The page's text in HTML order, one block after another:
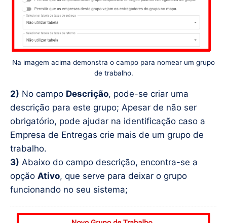
Na imagem acima demonstra o campo para nomear um grupo
de trabalho.
2) No campo Descrição, pode-se criar uma
descrição para este grupo; Apesar de não ser
obrigatório, pode ajudar na identificação caso a
Empresa de Entregas crie mais de um grupo de
trabalho.
3) Abaixo do campo descrição, encontra-se a
opção Ativo, que serve para deixar o grupo
funcionando no seu sistema;